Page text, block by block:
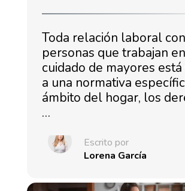
Toda relación laboral con
personas que trabajan
cuidado de mayores está
a una normativa
ámbito del hogar, los
…
Escrito por
Lorena García